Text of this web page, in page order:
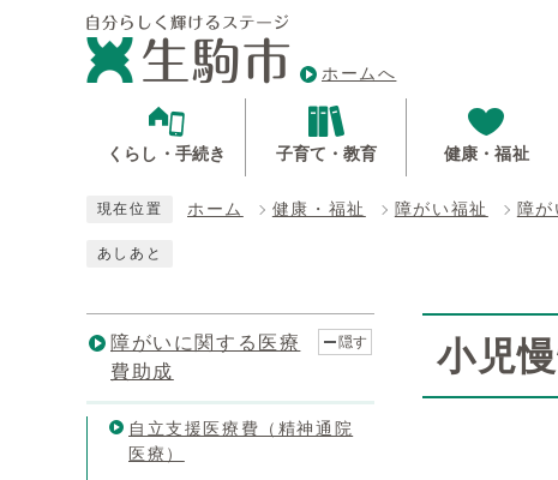
ホームへ
くらし・手続き 子育て・教育 健康・福祉
現在位置 ホーム 健康・福祉 障がい福祉 障
あしあと
小児
障がいに関する医療
費助成
隠す
自立支援医療費（精神通院
医療）